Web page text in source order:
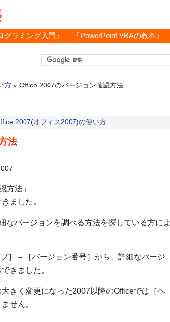
グラミング入門』 『PowerPoint VBAの教本』
方 » Office 2007のバージョン確認方法
2007(オフィス2007)の使い方
法
方法」
ました。
なバージョンを調べる方法を探している方によ
］－［バージョン番号］から、詳細なバージ
きました。
きく変更になった2007以降のOfficeでは［ヘ
せん。